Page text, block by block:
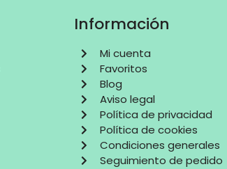
Información
Mi cuenta
Favoritos
Blog
Aviso legal
Política de privacidad
Política de cookies
Condiciones generales
Seguimiento de pedido